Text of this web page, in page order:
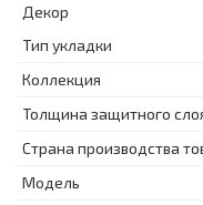
Декор
Тип укладки
Коллекция
Толщина защитного
Страна производства
Модель